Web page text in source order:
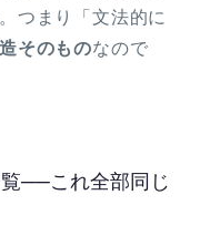
つまり「文法的に
そのものなので
覧──これ全部同じ